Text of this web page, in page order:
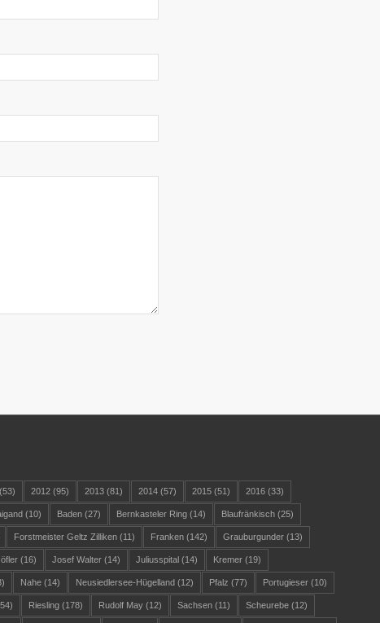
(53) 2012 (95) 2013 (81) 2014 (57) 2015 (51) 2016 (33)
(10) Baden (27) Bernkasteler Ring (14) Blaufränkisch (25)
Forstmeister Geltz Zilliken (11) Franken (142) Grauburgunder (13)
(16) Josef Walter (14) Juliusspital (14) Kremer (19)
Nahe (14) Neusiedlersee-Hügelland (12) Pfalz (77) Portugieser (10)
Riesling (178) Rudolf May (12) Sachsen (11) Scheurebe (12)